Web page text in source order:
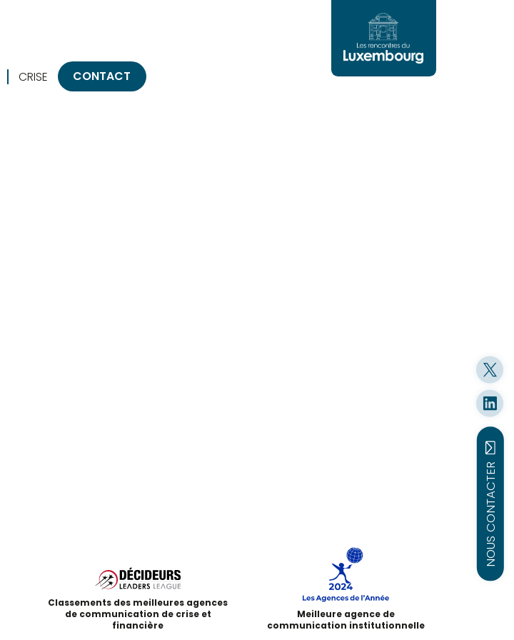
CRISE CONTACT
NOUS CONTACTER
Classements des meilleures agences
de communication de crise et
financière
Meilleure agence de
communication institutionnelle